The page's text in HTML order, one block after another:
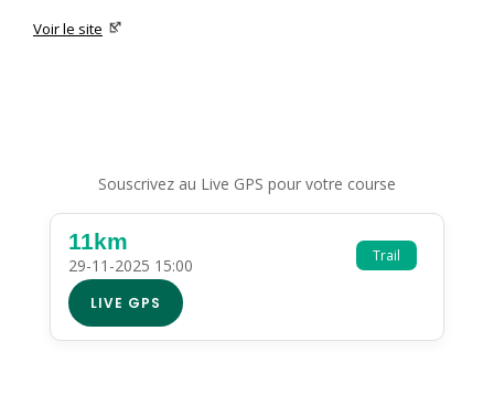
Voir le site
Souscrivez au Live GPS pour votre course
Trail
11km
29-11-2025 15:00
LIVE GPS